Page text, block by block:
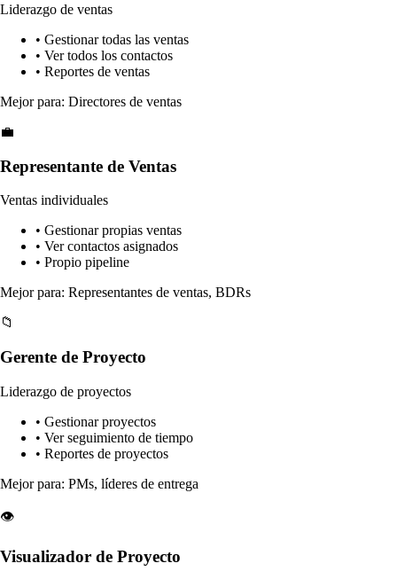
Liderazgo de ventas
• Gestionar todas las ventas
• Ver todos los contactos
• Reportes de ventas
Mejor para: Directores de ventas
💼
Representante de Ventas
Ventas individuales
• Gestionar propias ventas
• Ver contactos asignados
• Propio pipeline
Mejor para: Representantes de ventas, BDRs
📁
Gerente de Proyecto
Liderazgo de proyectos
• Gestionar proyectos
• Ver seguimiento de tiempo
• Reportes de proyectos
Mejor para: PMs, líderes de entrega
👁️
Visualizador de Proyecto